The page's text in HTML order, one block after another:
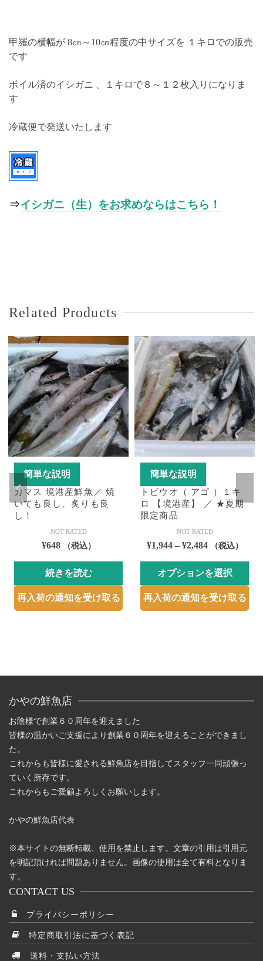
甲羅の横幅が 8㎝～10㎝程度の中サイズを １キロでの販売
です
ボイル済のイシガニ 、１キロで８～１２枚入りになりま
す
冷蔵便で発送いたします
⇒イシガニ（生）をお求めならはこちら！
Related Products
簡単な説明
カマス 境港産鮮魚／ 焼
いても良し、炙りも良
し！
NOT RATED
¥648 （税込）
続きを読む
再入荷の通知を受け取る
簡単な説明
トビウオ（ アゴ ）１キ
ロ 【境港産】 ／ ★夏期
限定商品
NOT RATED
¥1,944 – ¥2,484価
帯:
¥1,944
–
（税込）
オプションを選択
こ
の
複
の
リ
ー
ョ
り
ま
ン
再入荷の通知を受け取る
かやの鮮魚店
お陰様で創業６０周年を迎えました
皆様の温かいご支援により創業６０周年を迎えることができまし
た。
これからも皆様に愛される鮮魚店を目指してスタッフ一同頑張っ
ていく所存です。
これからもご愛顧よろしくお願いします。
かやの鮮魚店代表
※本サイトの無断転載、使用を禁止します。文章の引用は引用元
を明記頂ければ問題ありません。画像の使用は全て有料となりま
す。
CONTACT US
プライバシーポリシー
特定商取引法に基づく表記
送料・支払い方法